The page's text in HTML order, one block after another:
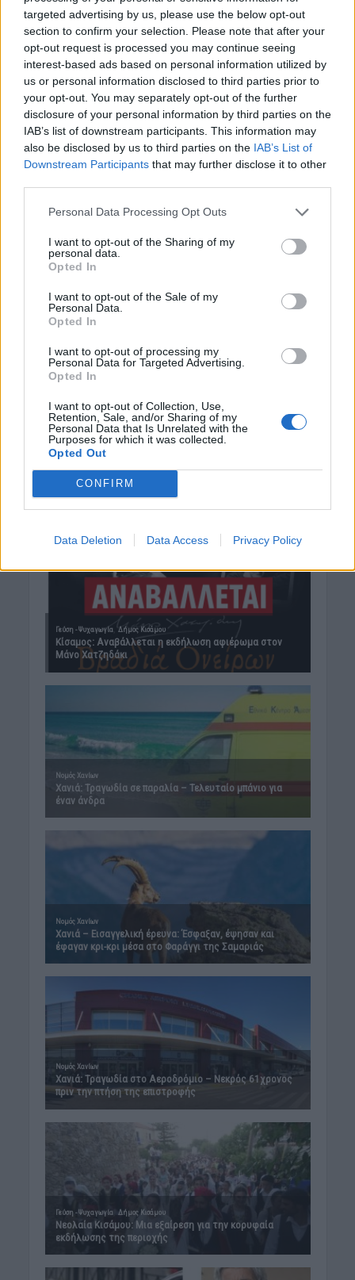
targeted advertising by us, please use the below opt-out
section to confirm your selection. Please note that after your
opt-out request is processed you may continue seeing
interest-based ads based on personal information utilized by
us or personal information disclosed to third parties prior to
your opt-out. You may separately opt-out of the further
disclosure of your personal information by third parties on the
IAB’s list of downstream participants. This information may
also be disclosed by us to third parties on the IAB’s List of
Downstream Participants that may further disclose it to other
Personal Data Processing Opt Outs
I want to opt-out of the Sharing of my
personal data.
Opted In
I want to opt-out of the Sale of my
Personal Data.
Opted In
I want to opt-out of processing my
Personal Data for Targeted Advertising.
Opted In
I want to opt-out of Collection, Use,
Retention, Sale, and/or Sharing of my
Personal Data that Is Unrelated with the
Purposes for which it was collected.
Opted Out
CONFIRM
Data Deletion Data Access Privacy Policy